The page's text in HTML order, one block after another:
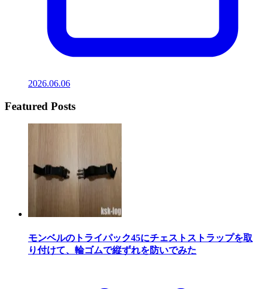
2026.06.06
Featured Posts
モンベルのトライパック45にチェストストラップを取
り付けて、輪ゴムで縦ずれを防いでみた